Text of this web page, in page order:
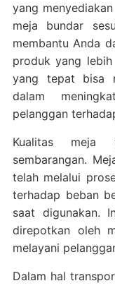
yang
meja bundar
membantu Anda
produk yang
yang tepat bisa
dalam
pelanggan
Kualitas meja
sembarangan.
telah melalui
terhadap beban
saat digunakan.
direpotkan oleh
melayani
Dalam hal